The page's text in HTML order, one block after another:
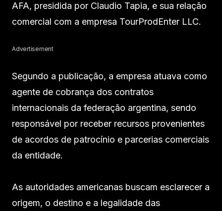
AFA, presidida por Claudio Tapia, e sua relação
comercial com a empresa TourProdEnter LLC.
Advertisement
Segundo a publicação, a empresa atuava como
agente de cobrança dos contratos
internacionais da federação argentina, sendo
responsável por receber recursos provenientes
de acordos de patrocínio e parcerias comerciais
da entidade.
As autoridades americanas buscam esclarecer a
origem, o destino e a legalidade das